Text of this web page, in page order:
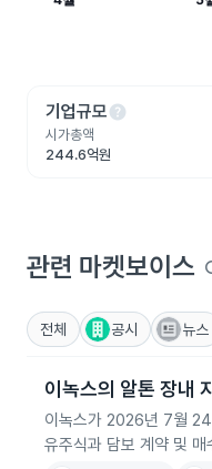
기업규모help
시가총액
244.6억원
관련 마켓보이스
전체 공시 뉴스
이녹스의 알톤 장내
이녹스가 2026년 7월
유주식과 담보 계약 및